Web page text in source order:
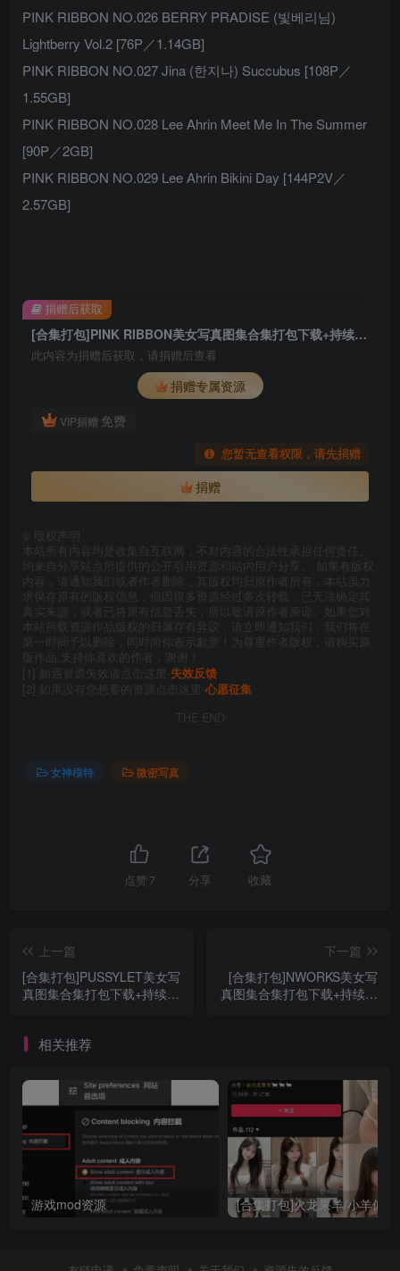
PINK RIBBON NO.026 BERRY PRADISE (빛베리님)
Lightberry Vol.2 [76P／1.14GB]
PINK RIBBON NO.027 Jina (한지나) Succubus [108P／
1.55GB]
PINK RIBBON NO.028 Lee Ahrin Meet Me In The Summer
[90P／2GB]
PINK RIBBON NO.029 Lee Ahrin Bikini Day [144P2V／
2.57GB]
[合集打包]PINK RIBBON美女写真图集合集打包下载+持续更新
此内容为捐赠后获取，请捐赠后查看
捐赠专属资源
VIP捐赠 免费
您暂无查看权限，请先捐赠
捐赠
捐赠后获取
版权声明
本站所有内容均是收集自互联网，不对内容的合法性承担任何责任。
均来自分享站点所提供的公开引用资源和站内用户分享。 如果有版权
内容，请通知我们或者作者删除，其版权均归原作者所有，本站虽力
求保存原有的版权信息，但因很多资源经过多次转载，已无法确定其
真实来源，或者已将原有信息丢失，所以敬请原作者原谅。如果您对
本站所载资源作品版权的归属存有异议，请立即通知我们，我们将在
第一时间予以删除，同时向你表示歉意！为尊重作者版权，请购买原
版作品,支持你喜欢的作者，谢谢！
[1] 如遇资源失效请点击这里-失效反馈
[2] 如果没有您想要的资源点击这里-心愿征集
THE END
女神模特 微密写真
点赞 7 分享 收藏
上一篇
[合集打包]PUSSYLET美女写
真图集合集打包下载+持续更
下一篇
[合集打包]NWORKS美女写
真图集合集打包下载+持续更
相关推荐
游戏mod资源